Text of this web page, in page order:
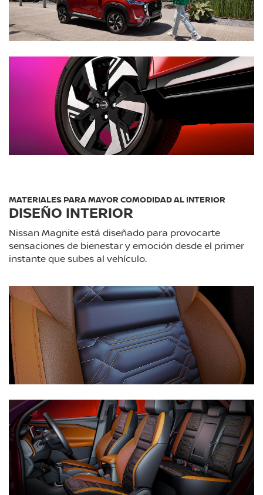
MATERIALES PARA MAYOR COMODIDAD AL INTERIOR
DISEÑO INTERIOR
Nissan Magnite está diseñado para provocarte
sensaciones de bienestar y emoción desde el primer
instante que subes al vehículo.